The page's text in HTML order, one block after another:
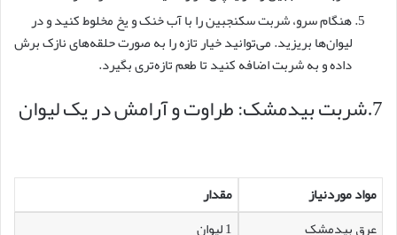
هنگام سرو، شربت سکنجبین را با آب خنک و یخ مخلوط کنید و در
لیوان‌ها بریزید. می‌توانید خیار تازه را به صورت حلقه‌های نازک برش
داده و به شربت اضافه کنید تا طعم تازه‌تری بگیرد.
7.شربت بیدمشک: طراوت و آرامش در یک لیوان
مواد موردنیاز
مقدار
عرق بیدمشک
1 لیوان